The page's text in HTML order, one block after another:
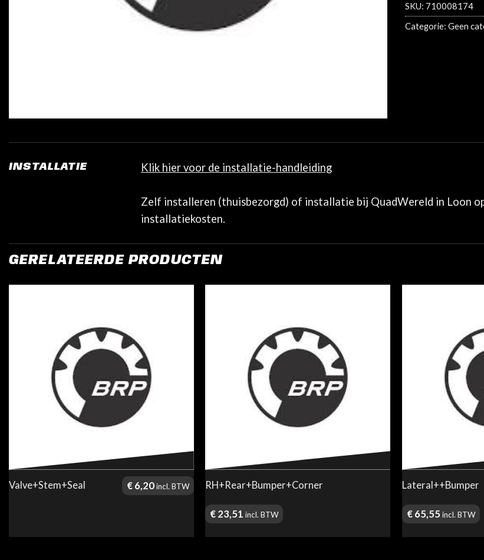
SKU: 710008174
Categorie: Geen
INSTALLATIE Klik hier voor de installatie-handleiding
Zelf installeren (thuisbezorgd) of installatie bij QuadWereld in Loon
installatiekosten.
GERELATEERDE PRODUCTEN
Valve+Stem+Seal €6,20 incl. BTW RH+Rear+Bumper+Corner
€ 23,51 incl. BTW
Lateral++Bumper
€65,55 incl. BTW